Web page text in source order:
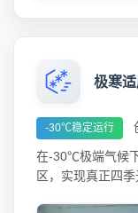
极寒
-30℃稳定运行
在-30℃极端气候
区，实现真正四季